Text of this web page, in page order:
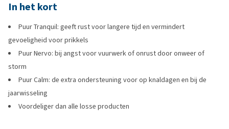
In het kort
Puur Tranquil: geeft rust voor langere tijd en vermindert
gevoeligheid voor prikkels
Puur Nervo: bij angst voor vuurwerk of onrust door onweer of
storm
Puur Calm: de extra ondersteuning voor op knaldagen en bij de
jaarwisseling
Voordeliger dan alle losse producten